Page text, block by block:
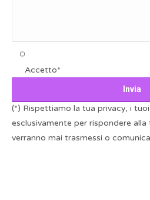
Accetto*
(*) Rispettiamo la tua privacy, i
esclusivamente per rispondere
verranno mai trasmessi o